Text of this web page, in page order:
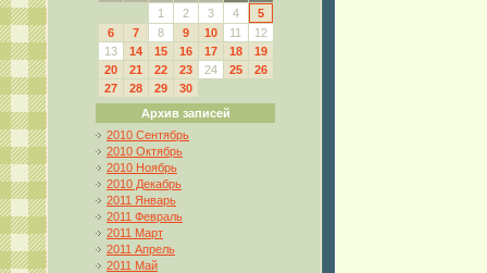
1
2 3 4
5
6
7 8 9 10 11
12
13
14 15 16 17 18
19
20
21 22 23 24 25
26
27
28 29
30
Архив записей
2010 Сентябрь
2010 Октябрь
2010 Ноябрь
2010 Декабрь
2011 Январь
2011 Февраль
2011 Март
2011 Апрель
2011 Май